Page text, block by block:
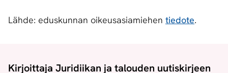
Lähde: eduskunnan oikeusasiamiehen tiedote.
Kirjoittaja Juridiikan ja talouden uutiskirjeen